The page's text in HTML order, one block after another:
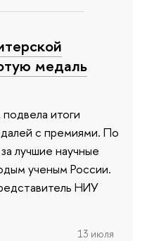
медаль
итоги
с премиями. По
лучшие научные
ученым России.
НИУ
13 июля